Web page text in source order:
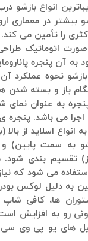
انواع بازشو
بیشتر در معماری
را تأمین می کند.
صورت اتوماتیک
به آن پنجره
نحوه عملکرد
باز و بسته شدن
به عنوان نمای
می باشد. پنجره
اسلاید از بالا
به سمت پایین) و
تقسیم بندی شود.
می شود که
به دلیل لوکس
ها، کافی
رو به افزایش است.
های یو پی وی سی